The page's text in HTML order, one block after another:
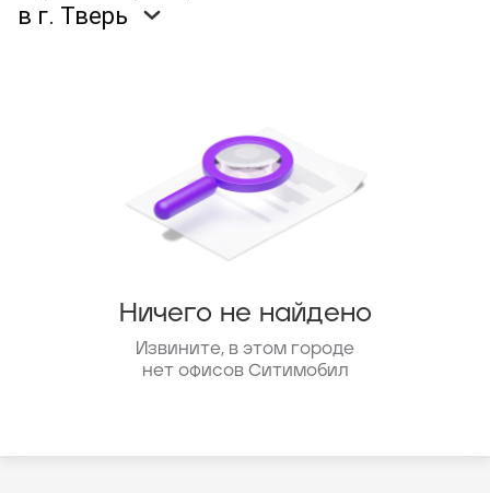
в г. Тверь
Ничего не найдено
Извините, в этом городе
нет офисов Ситимобил